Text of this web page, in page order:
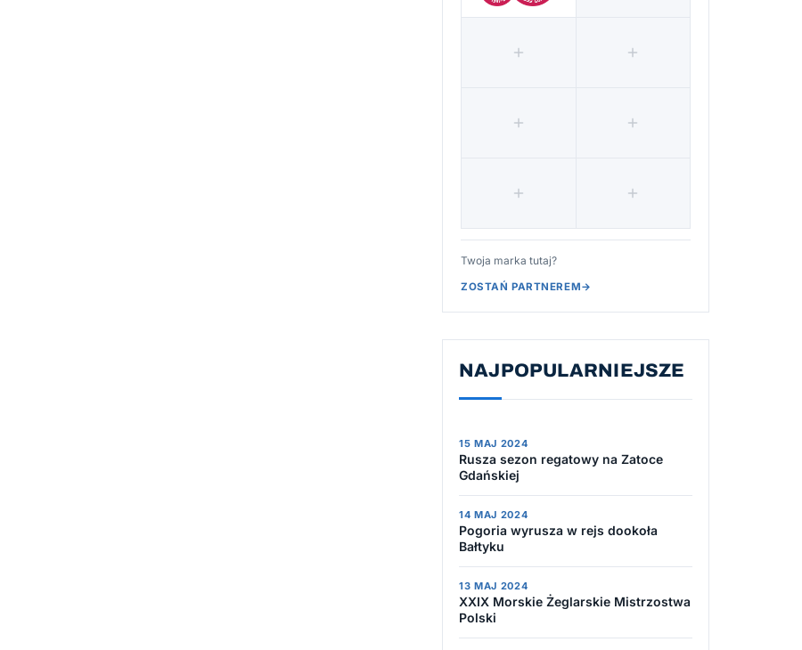
Twoja marka tutaj?
ZOSTAŃ PARTNEREM→
NAJPOPULARNIEJSZE
15 MAJ 2024
Rusza sezon regatowy na Zatoce
Gdańskiej
14 MAJ 2024
Pogoria wyrusza w rejs dookoła
Bałtyku
13 MAJ 2024
XXIX Morskie Żeglarskie Mistrzostwa
Polski